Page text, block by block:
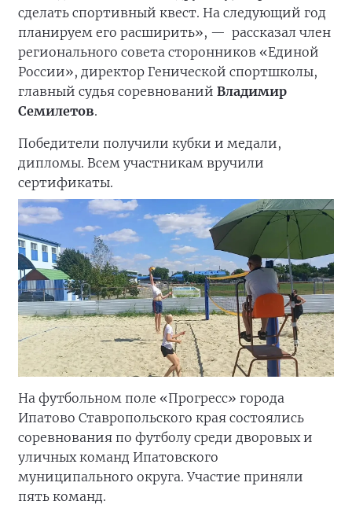
сделать спортивный квест. На следующий год
планируем его расширить», — рассказал член
регионального совета сторонников «Единой
России», директор Генической спортшколы,
главный судья соревнований Владимир
Семилетов.
Победители получили кубки и медали,
дипломы. Всем участникам вручили
сертификаты.
На футбольном поле «Прогресс» города
Ипатово Ставропольского края состоялись
соревнования по футболу среди дворовых и
уличных команд Ипатовского
муниципального округа. Участие приняли
пять команд.